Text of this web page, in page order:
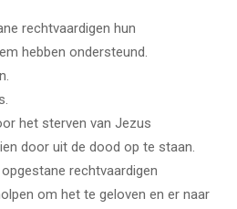
rechtvaardigen hun
hebben ondersteund.
het sterven van Jezus
door uit de dood op te staan.
rechtvaardigen
om het te geloven en er naar